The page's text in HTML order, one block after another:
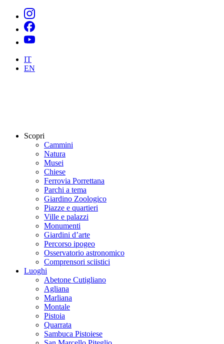
IT
EN
Scopri
Cammini
Natura
Musei
Chiese
Ferrovia Porrettana
Parchi a tema
Giardino Zoologico
Piazze e quartieri
Ville e palazzi
Monumenti
Giardini d’arte
Percorso ipogeo
Osservatorio astronomico
Comprensori sciistici
Luoghi
Abetone Cutigliano
Agliana
Marliana
Montale
Pistoia
Quarrata
Sambuca Pistoiese